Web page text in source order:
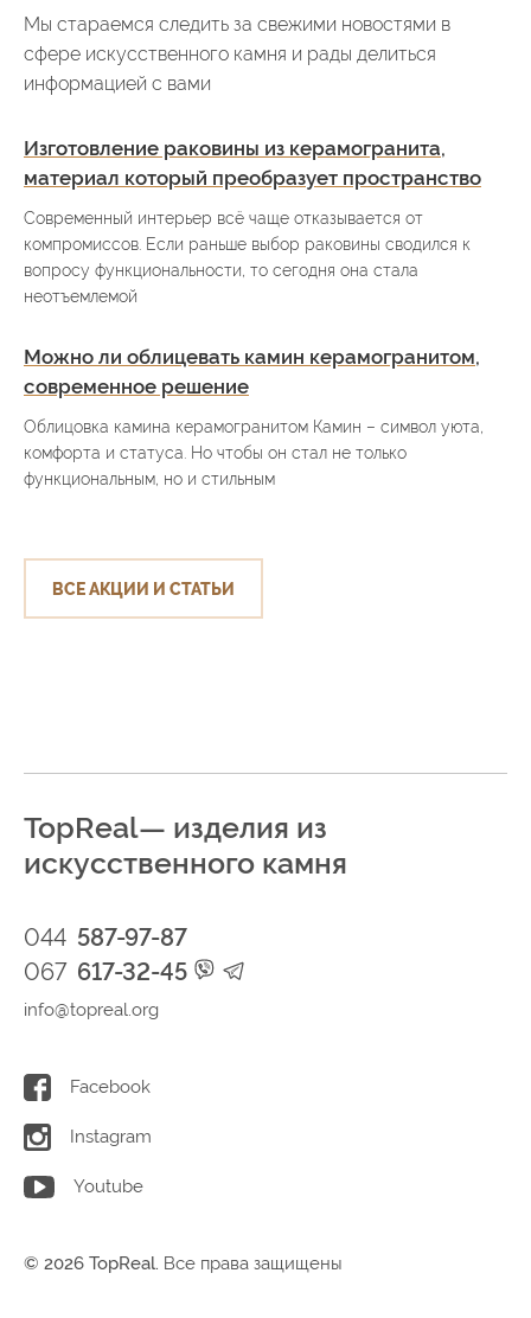
Мы стараемся следить за свежими новостями в
сфере искусственного камня и рады делиться
информацией с вами
Изготовление раковины из керамогранита,
материал который преобразует пространство
Современный интерьер всё чаще отказывается от
компромиссов. Если раньше выбор раковины сводился к
вопросу функциональности, то сегодня она стала
неотъемлемой
Можно ли облицевать камин керамогранитом,
современное решение
Облицовка камина керамогранитом Камин – символ уюта,
комфорта и статуса. Но чтобы он стал не только
функциональным, но и стильным
ВСЕ АКЦИИ И СТАТЬИ
TopReal— изделия из
искусственного камня
044 587-97-87
067 617-32-45
info@topreal.org
Facebook
Instagram
Youtube
© 2026 TopReal. Все права защищены